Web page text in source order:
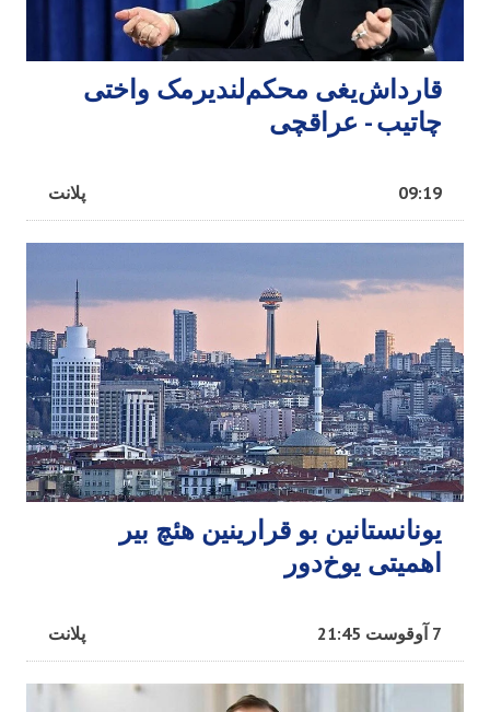
قارداش‌یغی محکم‌لندیرمک واختی
چاتیب - عراقچی
پلانت 09:19
یونانستانین بو قرارینین هئچ بیر
اهمیتی یوخ‌دور
پلانت 7 آوقوست 21:45